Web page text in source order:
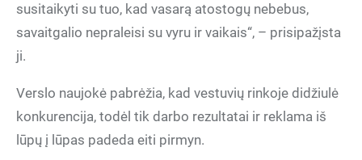
susitaikyti su tuo, kad vasarą atostogų nebebus,
savaitgalio nepraleisi su vyru ir vaikais“, – prisipažįsta
ji.
Verslo naujokė pabrėžia, kad vestuvių rinkoje didžiulė
konkurencija, todėl tik darbo rezultatai ir reklama iš
lūpų į lūpas padeda eiti pirmyn.